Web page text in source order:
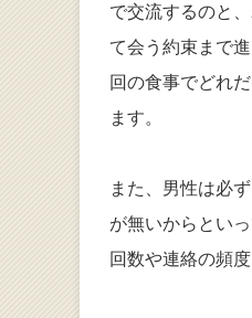
で交流するのと
て会う約束まで
回の食事でどれ
ます。
また、男性は必
が無いからとい
回数や連絡の頻